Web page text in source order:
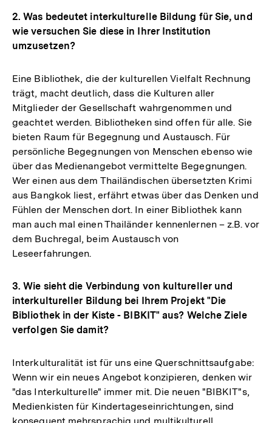
2. Was bedeutet interkulturelle Bildung für Sie, und
wie versuchen Sie diese in Ihrer Institution
umzusetzen?
Eine Bibliothek, die der kulturellen Vielfalt Rechnung
trägt, macht deutlich, dass die Kulturen aller
Mitglieder der Gesellschaft wahrgenommen und
geachtet werden. Bibliotheken sind offen für alle. Sie
bieten Raum für Begegnung und Austausch. Für
persönliche Begegnungen von Menschen ebenso wie
über das Medienangebot vermittelte Begegnungen.
Wer einen aus dem Thailändischen übersetzten Krimi
aus Bangkok liest, erfährt etwas über das Denken und
Fühlen der Menschen dort. In einer Bibliothek kann
man auch mal einen Thailänder kennenlernen – z.B. vor
dem Buchregal, beim Austausch von
Leseerfahrungen.
3. Wie sieht die Verbindung von kultureller und
interkultureller Bildung bei Ihrem Projekt "Die
Bibliothek in der Kiste - BIBKIT" aus? Welche Ziele
verfolgen Sie damit?
Interkulturalität ist für uns eine Querschnittsaufgabe:
Wenn wir ein neues Angebot konzipieren, denken wir
"das Interkulturelle" immer mit. Die neuen "BIBKIT"s,
Medienkisten für Kindertageseinrichtungen, sind